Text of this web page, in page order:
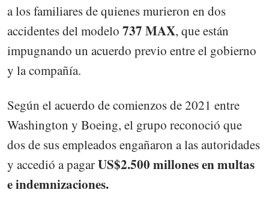
a los familiares de quienes murieron en dos
accidentes del modelo 737 MAX, que están
impugnando un acuerdo previo entre el gobierno
y la compañía.
Según el acuerdo de comienzos de 2021 entre
Washington y Boeing, el grupo reconoció que
dos de sus empleados engañaron a las autoridades
y accedió a pagarUS$2.500 millones en multas
e indemnizaciones.